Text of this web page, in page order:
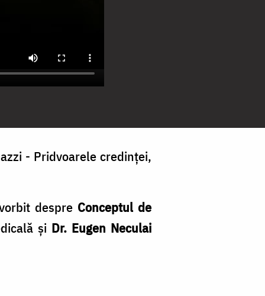
- Pridvoarele credinței,
despre Conceptul de
și Dr. Eugen Neculai